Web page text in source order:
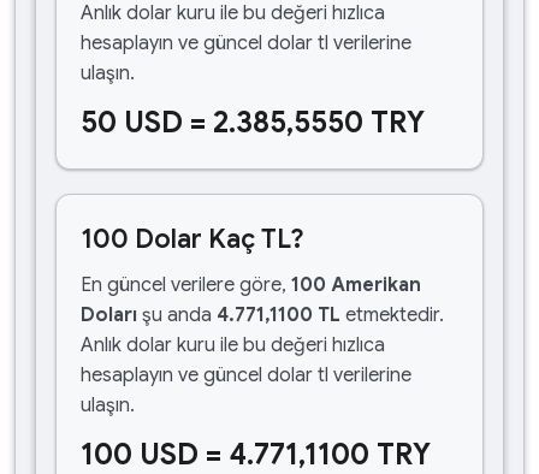
Anlık dolar kuru ile bu değeri hızlıca
hesaplayın ve güncel dolar tl verilerine
ulaşın.
50 USD = 2.385,5550 TRY
100 Dolar Kaç TL?
En güncel verilere göre, 100 Amerikan
Doları şu anda 4.771,1100 TL etmektedir.
Anlık dolar kuru ile bu değeri hızlıca
hesaplayın ve güncel dolar tl verilerine
ulaşın.
100 USD = 4.771,1100 TRY